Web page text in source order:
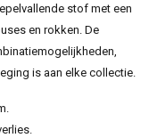
stof met een
en rokken. De
is aan elke collectie.